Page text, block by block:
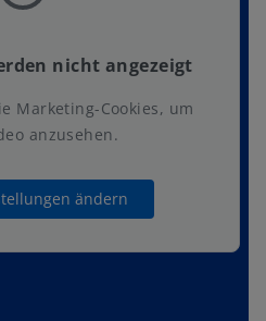
nicht angezeigt
Marketing-Cookies, um
anzusehen.
ändern